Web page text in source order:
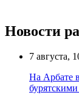
Новости
7 августа,
На Арбате